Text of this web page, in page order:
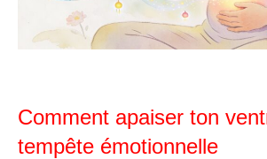
Comment apaiser ton
tempête émotionnelle